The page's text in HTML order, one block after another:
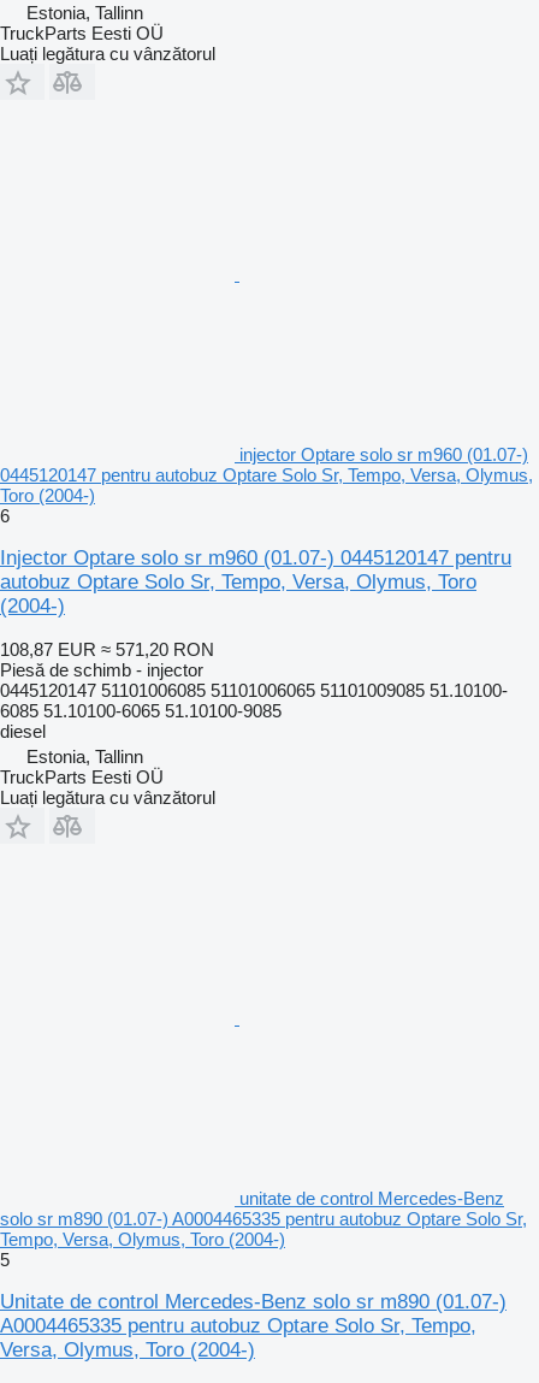
Estonia, Tallinn
TruckParts Eesti OÜ
Luați legătura cu vânzătorul
injector Optare solo sr m960 (01.07-)
0445120147 pentru autobuz Optare Solo Sr, Tempo, Versa, Olymus,
Toro (2004-)
6
Injector Optare solo sr m960 (01.07-) 0445120147 pentru
autobuz Optare Solo Sr, Tempo, Versa, Olymus, Toro
(2004-)
108,87 EUR ≈ 571,20 RON
Piesă de schimb - injector
0445120147 51101006085 51101006065 51101009085 51.10100-
6085 51.10100-6065 51.10100-9085
diesel
Estonia, Tallinn
TruckParts Eesti OÜ
Luați legătura cu vânzătorul
unitate de control Mercedes-Benz
solo sr m890 (01.07-) A0004465335 pentru autobuz Optare Solo Sr,
Tempo, Versa, Olymus, Toro (2004-)
5
Unitate de control Mercedes-Benz solo sr m890 (01.07-)
A0004465335 pentru autobuz Optare Solo Sr, Tempo,
Versa, Olymus, Toro (2004-)